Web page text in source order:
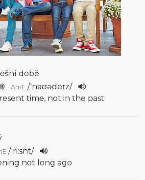
době
AmE /'naʊədeɪz/
time, not in the past
/'ri:snt/
not long ago